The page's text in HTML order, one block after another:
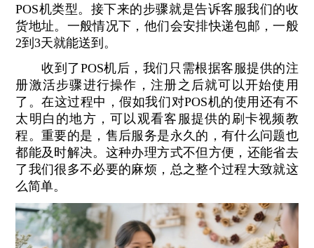
POS机类型。接下来的步骤就是告诉客服我们的收
货地址。一般情况下，他们会安排快递包邮，一般
2到3天就能送到。
收到了POS机后，我们只需根据客服提供的注
册激活步骤进行操作，注册之后就可以开始使用
了。在这过程中，假如我们对POS机的使用还有不
太明白的地方，可以观看客服提供的刷卡视频教
程。重要的是，售后服务是永久的，有什么问题也
都能及时解决。这种办理方式不但方便，还能省去
了我们很多不必要的麻烦，总之整个过程大致就这
么简单。